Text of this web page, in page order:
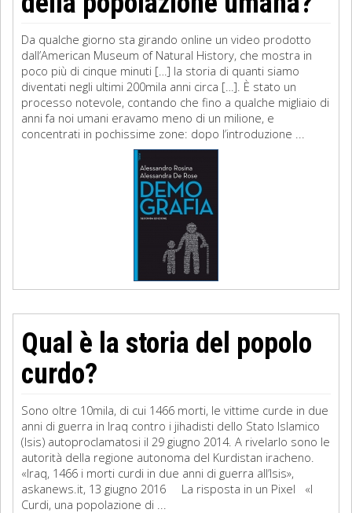
Da qualche giorno sta girando online un video prodotto
dall’American Museum of Natural History, che mostra in
poco più di cinque minuti […] la storia di quanti siamo
diventati negli ultimi 200mila anni circa […]. È stato un
processo notevole, contando che fino a qualche migliaio di
anni fa noi umani eravamo meno di un milione, e
concentrati in pochissime zone: dopo l’introduzione ...
Qual è la storia del popolo
curdo?
Sono oltre 10mila, di cui 1466 morti, le vittime curde in due
anni di guerra in Iraq contro i jihadisti dello Stato Islamico
(Isis) autoproclamatosi il 29 giugno 2014. A rivelarlo sono le
autorità della regione autonoma del Kurdistan iracheno.
«Iraq, 1466 i morti curdi in due anni di guerra all’Isis»,
askanews.it, 13 giugno 2016 La risposta in un Pixel «I
Curdi, una popolazione di ...